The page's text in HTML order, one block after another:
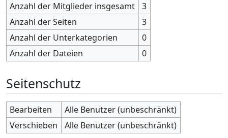
Anzahl der Mitglieder insgesamt
3
Anzahl der Seiten
3
Anzahl der Unterkategorien
0
Anzahl der Dateien
0
Seitenschutz
Bearbeiten
Alle Benutzer (unbeschränkt)
Verschieben
Alle Benutzer (unbeschränkt)